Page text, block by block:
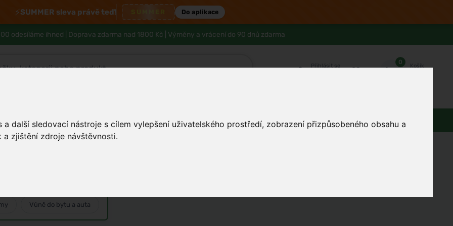
další sledovací nástroje s cílem vylepšení uživatelského prostředí, zobrazení přizpůsobeného obsahu a
zjištění zdroje návštěvnosti.
⚡SUMMER sleva právě teď! Do aplikace
odesíláme ihned | Doprava zdarma nad 1800 Kč | Výměny a vrácení do 90 dnů zdarma
Přihlásit se
0
Košík
Tělo a hygiena Zdraví Domácnost Dárky Obuv / oblečení
Stearate
Vůně do bytu a auta